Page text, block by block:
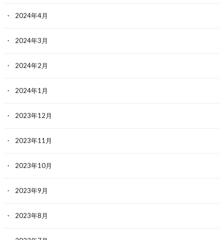
2024年4月
2024年3月
2024年2月
2024年1月
2023年12月
2023年11月
2023年10月
2023年9月
2023年8月